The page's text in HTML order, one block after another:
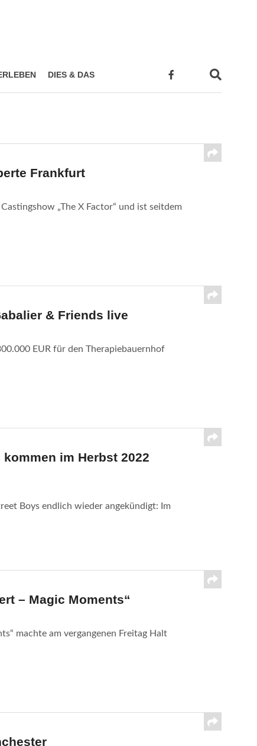
DIES & DAS
Frankfurt
„The X Factor“ und ist seitdem
& Friends live
EUR für den Therapiebauernhof
im Herbst 2022
Boys endlich wieder angekündigt: Im
– Magic Moments“
machte am vergangenen Freitag Halt